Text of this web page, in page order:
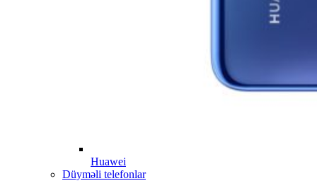
Huawei
Düyməli telefonlar